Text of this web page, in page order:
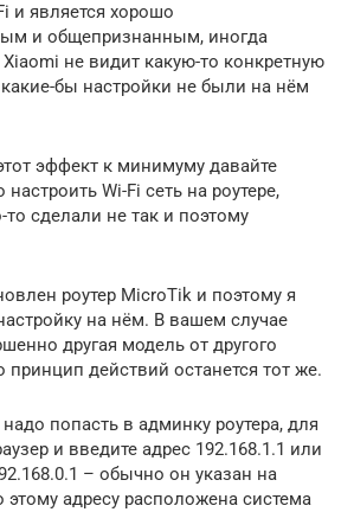
и является хорошо
и общепризнанным, иногда
Xiaomi не видит какую-то конкретную
бы настройки не были на нём
эффект к минимуму давайте
Wi-Fi сеть на роутере,
сделали не так и поэтому
роутер MicroTik и поэтому я
на нём. В вашем случае
другая модель от другого
принцип действий останется тот же.
попасть в админку роутера, для
и введите адрес 192.168.1.1 или
– обычно он указан на
адресу расположена система